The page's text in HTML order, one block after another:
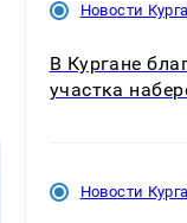
Новости
В Кургане
участка
Новости